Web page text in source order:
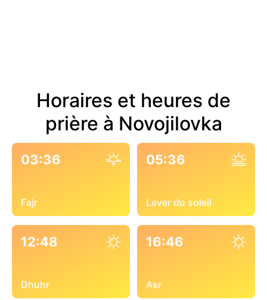
Horaires et heures de
prière à Novojilovka
03:36
Fajr
05:36
Lever du soleil
12:48
Dhuhr
16:46
Asr